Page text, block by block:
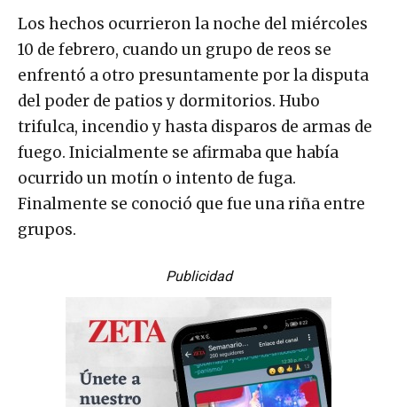
Los hechos ocurrieron la noche del miércoles
10 de febrero, cuando un grupo de reos se
enfrentó a otro presuntamente por la disputa
del poder de patios y dormitorios. Hubo
trifulca, incendio y hasta disparos de armas de
fuego. Inicialmente se afirmaba que había
ocurrido un motín o intento de fuga.
Finalmente se conoció que fue una riña entre
grupos.
Publicidad